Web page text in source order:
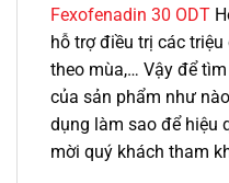
Fexofenadin 30 ODT
hỗ trợ điều trị các
theo mùa,… Vậy để
của sản phẩm như
dụng làm sao để hiệu
mời quý khách tham